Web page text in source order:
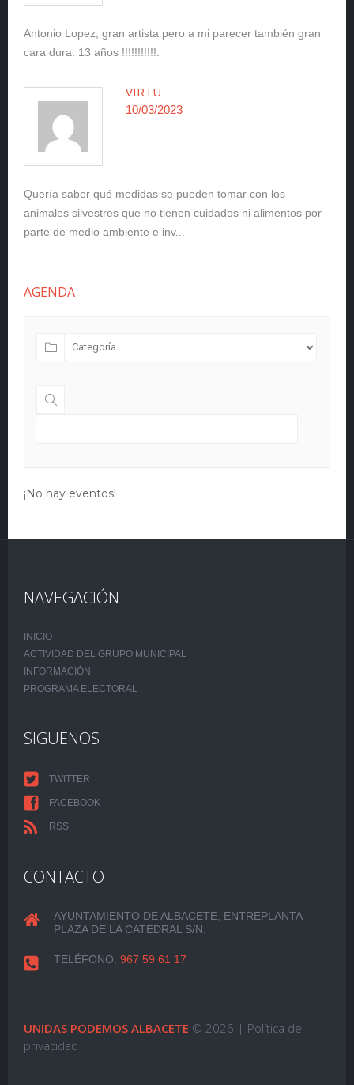
Antonio Lopez, gran artista pero a mi parecer también gran
cara dura. 13 años !!!!!!!!!!!.
VIRTU
10/03/2023
Quería saber qué medidas se pueden tomar con los
animales silvestres que no tienen cuidados ni alimentos por
parte de medio ambiente e inv...
AGENDA
¡No hay eventos!
NAVEGACIÓN
INICIO
ACTIVIDAD DEL GRUPO MUNICIPAL
INFORMACIÓN
PROGRAMA ELECTORAL
SIGUENOS
TWITTER
FACEBOOK
RSS
CONTACTO
AYUNTAMIENTO DE ALBACETE, ENTREPLANTA
PLAZA DE LA CATEDRAL S/N.
TELÉFONO: 967 59 61 17
UNIDAS PODEMOS ALBACETE © 2026 | Política de
privacidad